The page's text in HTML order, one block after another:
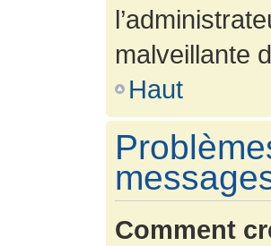
malveillante
Haut
Comment